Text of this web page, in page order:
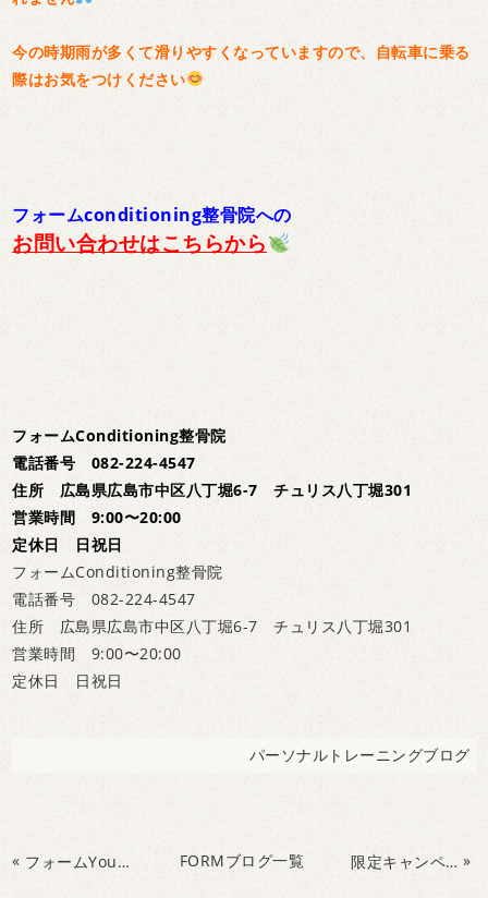
今の時期雨が多くて滑りやすくなっていますので、自転車に乗る
際はお気をつけください
フォームconditioning整骨院への
お問い合わせはこちらから
フォームConditioning整骨院
電話番号 082-224-4547
住所 広島県広島市中区八丁堀6-7 チュリス八丁堀301
営業時間 9:00〜20:00
定休日 日祝日
フォームConditioning整骨院
電話番号 082-224-4547
住所 広島県広島市中区八丁堀6-7 チュリス八丁堀301
営業時間 9:00〜20:00
定休日 日祝日
パーソナルトレーニングブログ
« フォームYouTubeをチェック！ FORMブログ一覧 限定キャンペーン開催中！ »